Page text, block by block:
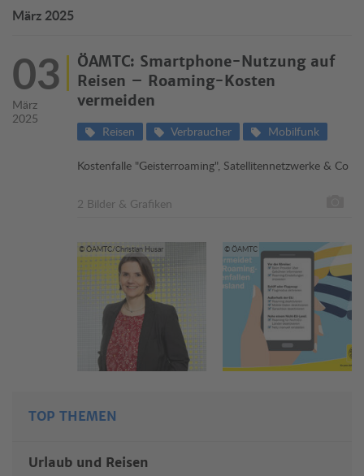
März 2025
03
März
2025
ÖAMTC: Smartphone-Nutzung auf
Reisen – Roaming-Kosten
vermeiden
Reisen Verbraucher Mobilfunk
Kostenfalle "Geisterroaming", Satellitennetzwerke & Co
2 Bilder & Grafiken
© ÖAMTC/Christian Husar © ÖAMTC
TOP THEMEN
Urlaub und Reisen